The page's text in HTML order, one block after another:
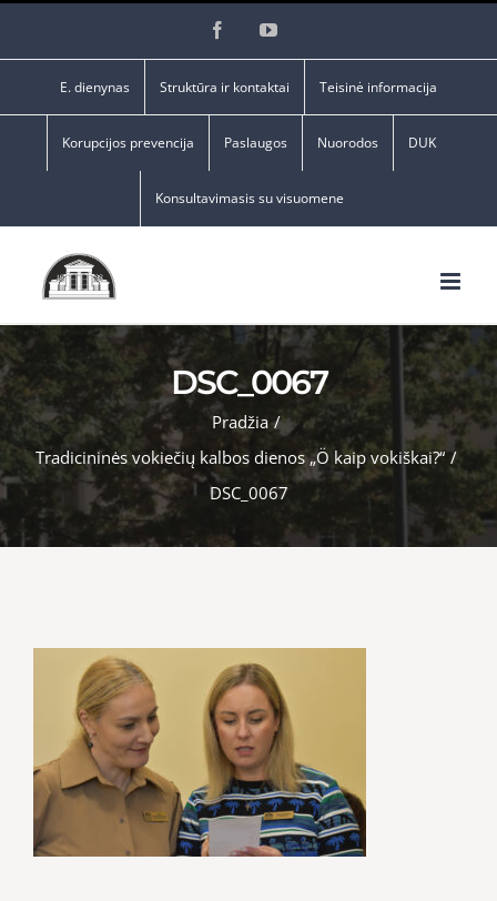
FacebookYouTube
E. dienynas Struktūra ir kontaktai Teisinė informacija
Korupcijos prevencija Paslaugos Nuorodos DUK
Konsultavimasis su visuomene
DSC_0067
Pradžia /
Tradicininės vokiečių kalbos dienos „Ö kaip vokiškai?“ /
DSC_0067